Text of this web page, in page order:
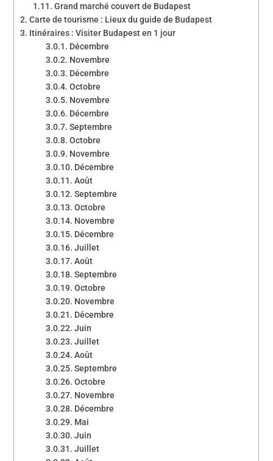
Grand marché couvert de Budapest
Carte de tourisme : Lieux du guide de Budapest
Itinéraires : Visiter Budapest en 1 jour
Décembre
Novembre
Décembre
Octobre
Novembre
Décembre
Septembre
Octobre
Novembre
Décembre
Août
Septembre
Octobre
Novembre
Décembre
Juillet
Août
Septembre
Octobre
Novembre
Décembre
Juin
Juillet
Août
Septembre
Octobre
Novembre
Décembre
Mai
Juin
Juillet